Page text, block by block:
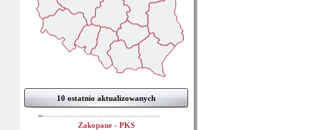
10 ostatnio aktualizowanych
Zakopane - PKS